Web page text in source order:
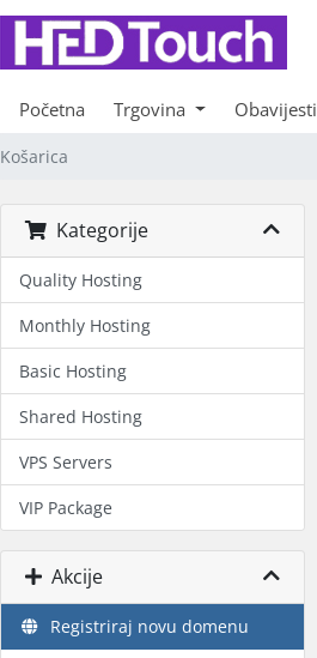
Početna Trgovina Obavijesti
Košarica
Kategorije
Quality Hosting
Monthly Hosting
Basic Hosting
Shared Hosting
VPS Servers
VIP Package
Akcije
Registriraj novu domenu